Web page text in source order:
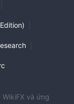
và ứng